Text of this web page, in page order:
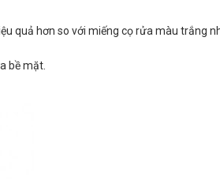
quả hơn so với miếng cọ rửa màu trắng
bề mặt.